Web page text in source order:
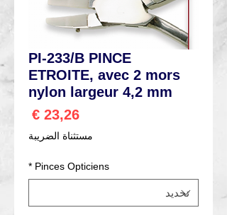
PI-233/B PINCE
ETROITE, avec 2 mors
nylon largeur 4,2 mm
مستثناة الضريبة
Pinces Opticiens
*